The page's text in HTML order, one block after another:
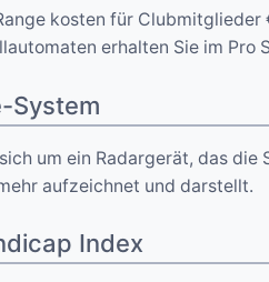
kosten für
erhalten Sie im Pro
System
um ein Radargerät, das
aufzeichnet und darstellt.
Index